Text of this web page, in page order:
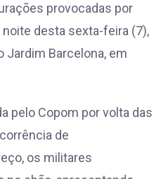
provocadas por
desta sexta-feira (7),
Jardim Barcelona, em
pelo Copom por volta das
de
os militares